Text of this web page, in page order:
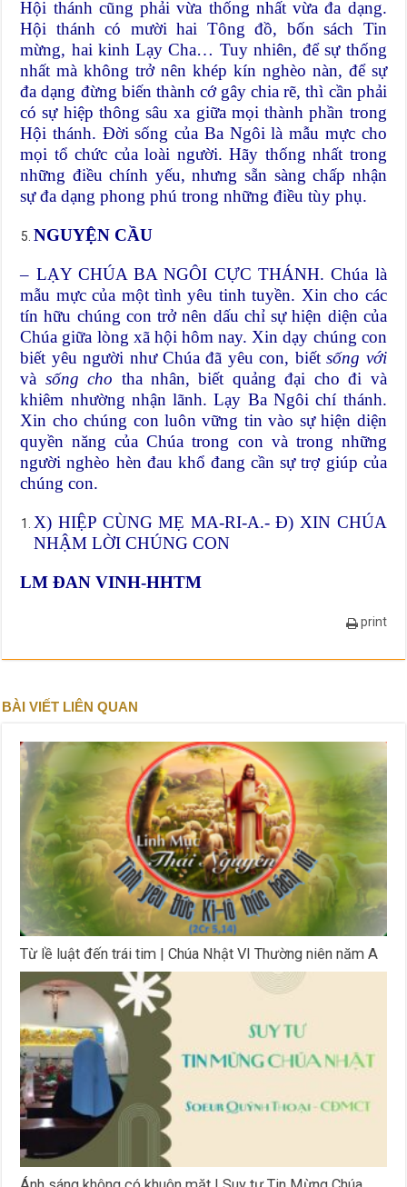
Hội thánh cũng phải vừa thống nhất vừa đa dạng.
Hội thánh có mười hai Tông đồ, bốn sách Tin
mừng, hai kinh Lạy Cha… Tuy nhiên, để sự thống
nhất mà không trở nên khép kín nghèo nàn, để sự
đa dạng đừng biến thành cớ gây chia rẽ, thì cần phải
có sự hiệp thông sâu xa giữa mọi thành phần trong
Hội thánh. Đời sống của Ba Ngôi là mẫu mực cho
mọi tổ chức của loài người. Hãy thống nhất trong
những điều chính yếu, nhưng sẵn sàng chấp nhận
sự đa dạng phong phú trong những điều tùy phụ.
NGUYỆN CẦU
– LẠY CHÚA BA NGÔI CỰC THÁNH. Chúa là
mẫu mực của một tình yêu tinh tuyền. Xin cho các
tín hữu chúng con trở nên dấu chỉ sự hiện diện của
Chúa giữa lòng xã hội hôm nay. Xin dạy chúng con
biết yêu người như Chúa đã yêu con, biếtsống với
và sống cho tha nhân, biết quảng đại cho đi và
khiêm nhường nhận lãnh. Lạy Ba Ngôi chí thánh.
Xin cho chúng con luôn vững tin vào sự hiện diện
quyền năng của Chúa trong con và trong những
người nghèo hèn đau khổ đang cần sự trợ giúp của
chúng con.
X) HIỆP CÙNG MẸ MA-RI-A.- Đ) XIN CHÚA
NHẬM LỜI CHÚNG CON
LM ĐAN VINH-HHTM
print
BÀI VIẾT LIÊN QUAN
Từ lề luật đến trái tim | Chúa Nhật VI Thường niên năm A